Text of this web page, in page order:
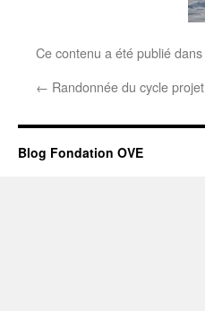
Ce contenu a été publié dans
← Randonnée du cycle projet
Blog Fondation OVE